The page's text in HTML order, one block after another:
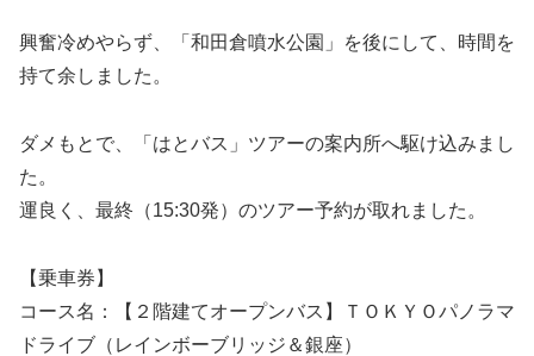
興奮冷めやらず、「和田倉噴水公園」を後にして、時間を
持て余しました。
ダメもとで、「はとバス」ツアーの案内所へ駆け込みまし
た。
運良く、最終（15:30発）のツアー予約が取れました。
【乗車券】
コース名：【２階建てオープンバス】ＴＯＫＹＯパノラマ
ドライブ（レインボーブリッジ＆銀座）